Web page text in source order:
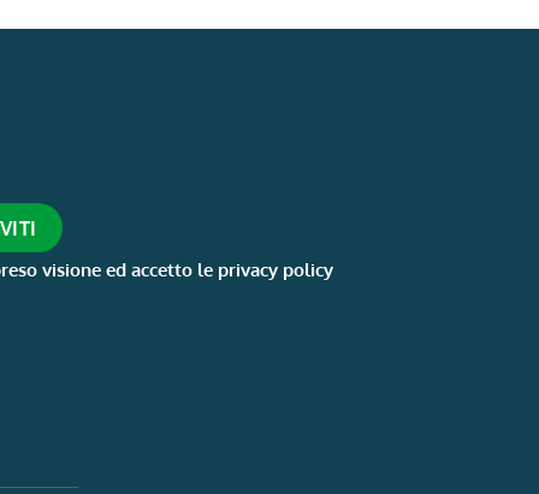
visione ed accetto le privacy policy